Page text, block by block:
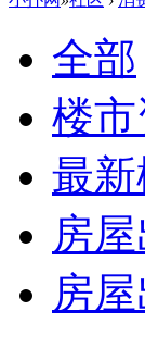
全部
楼
最
房
房